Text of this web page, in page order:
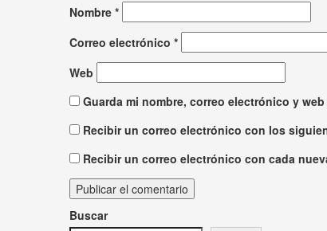
Nombre *
Correo electrónico *
Web
Guarda mi nombre, correo electrónico y
Recibir un correo electrónico con los
Recibir un correo electrónico con cada
Buscar